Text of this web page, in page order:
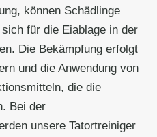
können Schädlinge
für die Eiablage in der
Die Bekämpfung erfolgt
und die Anwendung von
die die
Bei der
unsere Tatortreiniger